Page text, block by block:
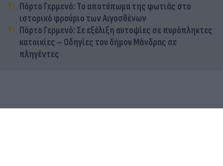
Πόρτο Γερμενό: Το αποτύπωμα της φωτιάς στο
ιστορικό φρούριο των Αιγοσθένων
Πόρτο Γερμενό: Σε εξέλιξη αυτοψίες σε πυρόπληκτες
κατοικίες – Οδηγίες του δήμου Μάνδρας σε
πληγέντες